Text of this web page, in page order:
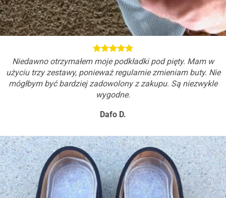
Niedawno otrzymałem moje podkładki pod pięty. Mam w
użyciu trzy zestawy, ponieważ regularnie zmieniam buty. Nie
mógłbym być bardziej zadowolony z zakupu. Są niezwykle
wygodne.
Dafo D.